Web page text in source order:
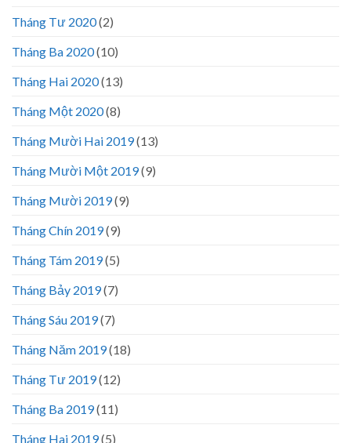
Tháng Tư 2020(2)
Tháng Ba 2020(10)
Tháng Hai 2020(13)
Tháng Một 2020(8)
Tháng Mười Hai 2019(13)
Tháng Mười Một 2019(9)
Tháng Mười 2019(9)
Tháng Chín 2019(9)
Tháng Tám 2019(5)
Tháng Bảy 2019(7)
Tháng Sáu 2019(7)
Tháng Năm 2019(18)
Tháng Tư 2019(12)
Tháng Ba 2019(11)
Tháng Hai 2019(5)